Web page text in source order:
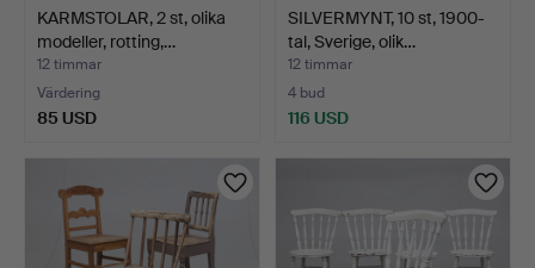
KARMSTOLAR, 2 st, olika
modeller, rotting,…
12 timmar
Värdering
85 USD
SILVERMYNT, 10 st, 1900-
tal, Sverige, olik…
12 timmar
4 bud
116 USD